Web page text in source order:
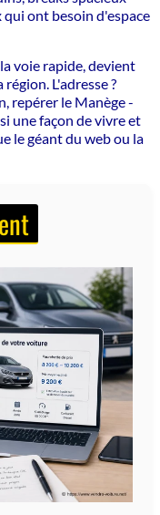
ont besoin d'espace
voie rapide, devient
L'adresse ?
repérer le Manège -
une façon de vivre et
le géant du web ou la